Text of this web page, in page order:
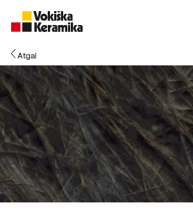
Atgal
Meniu
Plytelės
Vonios kambario įranga
Boen parketlentės
Specialūs pasiūlymai TOP